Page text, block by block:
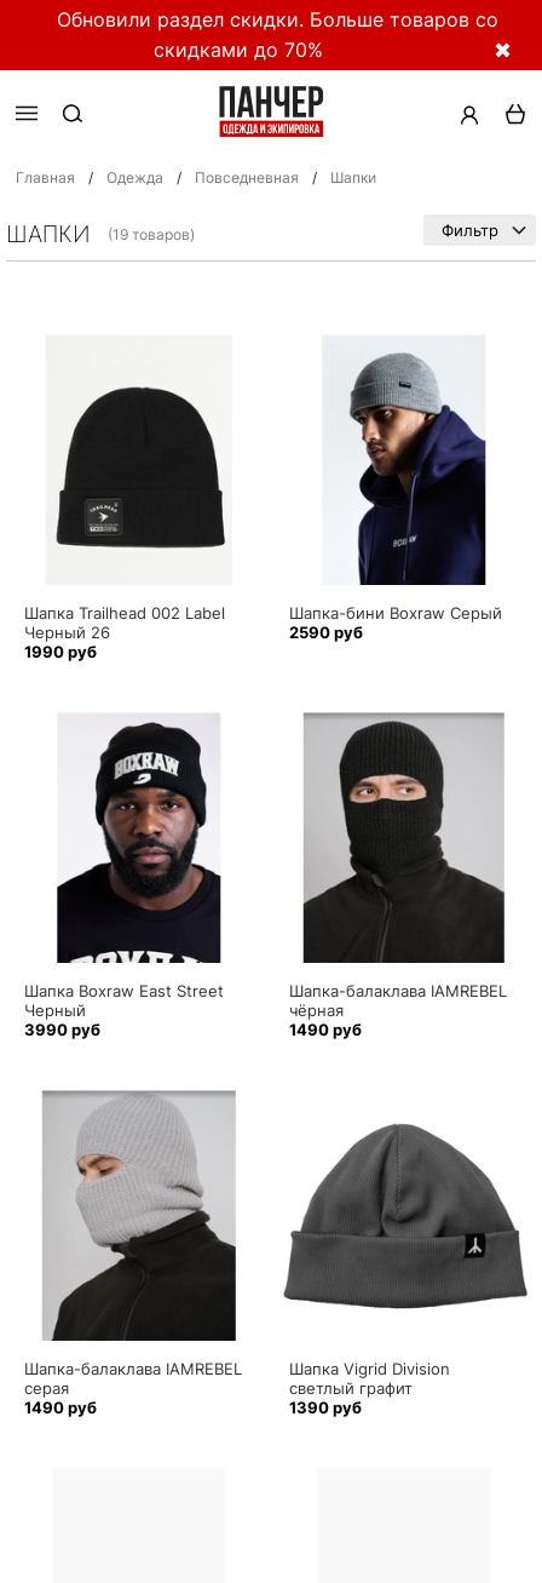
Обновили раздел скидки. Больше товаров со
скидками до 70%
✖
Главная / Одежда / Повседневная / Шапки
ШАПКИ (19 товаров) Фильтр
Шапка Trailhead 002 Label
Черный 26
1990 руб
Шапка-бини Boxraw Серый
2590 руб
Шапка Boxraw East Street
Черный
3990 руб
Шапка-балаклава IAMREBEL
чёрная
1490 руб
Шапка-балаклава IAMREBEL
серая
1490 руб
Шапка Vigrid Division
светлый графит
1390 руб